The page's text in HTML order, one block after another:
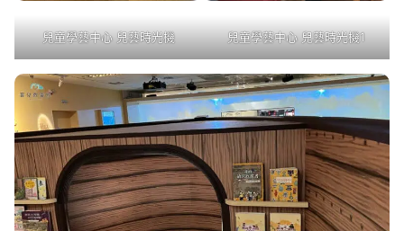
兒童學藝中心 兒藝時光機 兒童學藝中心 兒藝時光機1